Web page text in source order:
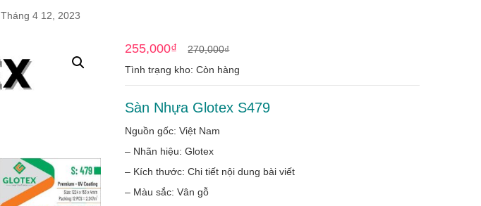
Tháng 4 12, 2023
270,000₫Giá
gốc
255,000₫
Giá
hiện
255,000₫.
Tình trạng kho: Còn hàng
Sàn Nhựa Glotex S479
Nguồn gốc: Việt Nam
– Nhãn hiệu: Glotex
– Kích thước: Chi tiết nội dung bài viết
– Màu sắc: Vân gỗ